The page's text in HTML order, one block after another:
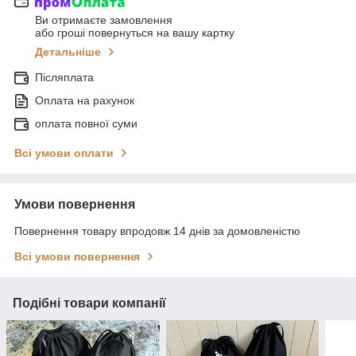
Ви отримаєте замовлення
або гроші повернуться на вашу картку
Детальніше
Післяплата
Оплата на рахунок
оплата повної суми
Всі умови оплати
Умови повернення
Повернення товару впродовж 14 днів за домовленістю
Всі умови повернення
Подібні товари компанії